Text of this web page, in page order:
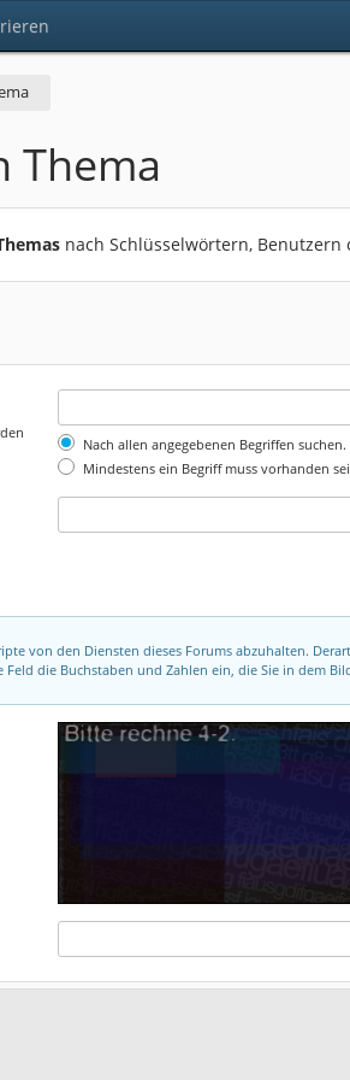
Thema
nach Schlüsselwörtern,
Nach allen angegebenen Begriffen suchen.
Mindestens ein Begriff muss vorhanden
von den Diensten dieses Forums abzuhalten.
die Buchstaben und Zahlen ein, die Sie in dem